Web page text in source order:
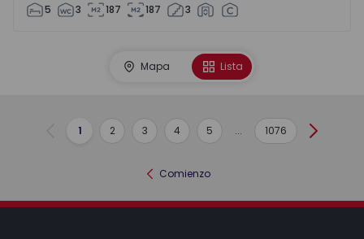
5 3 187 187 3
Mapa Lista
Anterior
1 2 3 4 5 ... 1076
Comienzo